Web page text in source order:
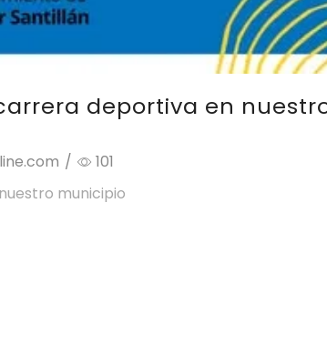
deportiva en
/
101
municipio